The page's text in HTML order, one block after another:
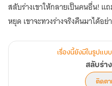
สลับร่างเขาให้กลายเป็นคนอื่น! แ
หยุด เขาจะทวงร่างจริงคืนมาได้อย่
เรื่องนี้ยังมีในรูปแบ
สลับร่า
ติดตา